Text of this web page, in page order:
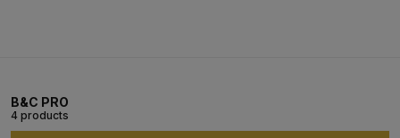
B&C PRO
4 products